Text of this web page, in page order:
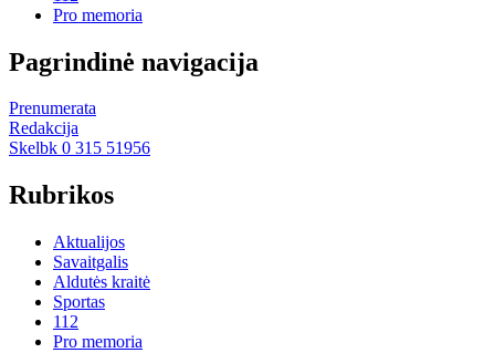
Pro memoria
Pagrindinė navigacija
Prenumerata
Redakcija
Skelbk 0 315 51956
Rubrikos
Aktualijos
Savaitgalis
Aldutės kraitė
Sportas
112
Pro memoria